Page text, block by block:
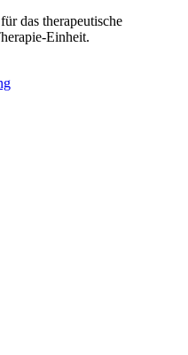
für das therapeutische
Einheit.